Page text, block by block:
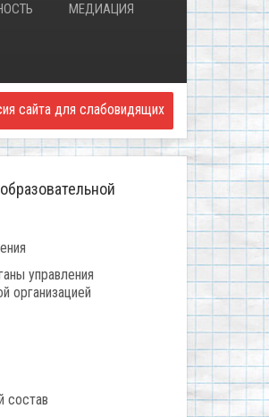
МЕДИАЦИЯ
сайта для слабовидящих
управления
организацией
состав